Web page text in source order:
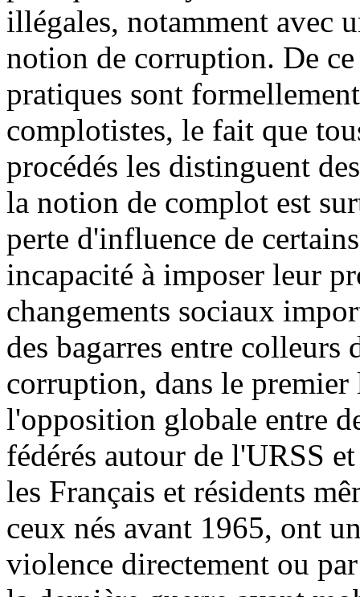
illégales, notamment avec
notion de corruption. De
pratiques sont
complotistes, le fait que
procédés les distinguent
la notion de complot est
perte d'influence de
incapacité à imposer leur
changements sociaux
des bagarres entre
corruption, dans le
l'opposition globale entre
fédérés autour de l'URSS
les Français et résidents
ceux nés avant 1965, ont
violence directement ou